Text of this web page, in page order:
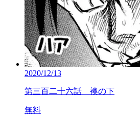
2020/12/13
第三百二十六話 襖の下
無料